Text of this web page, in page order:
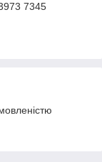
7345